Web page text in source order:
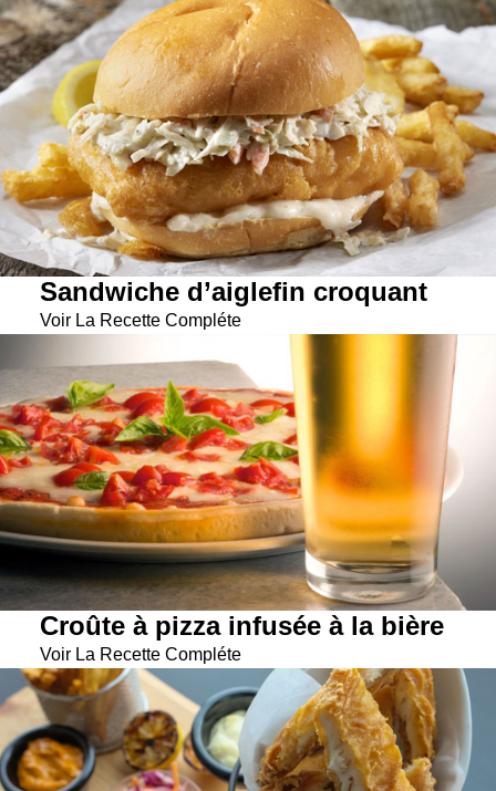
Sandwiche d’aiglefin croquant
Voir La Recette Compléte
Croûte à pizza infusée à la bière
Voir La Recette Compléte